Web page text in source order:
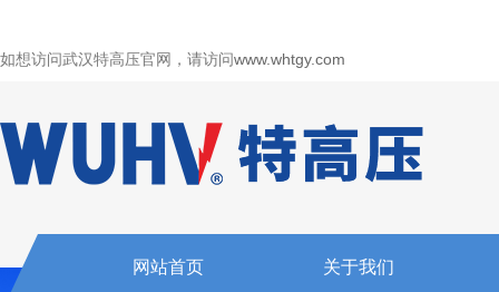
如想访问武汉特高压官网，请访问www.whtgy.com
网站首页 关于我们